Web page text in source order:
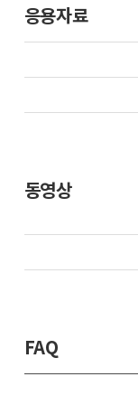
응용자료
동영상
FAQ